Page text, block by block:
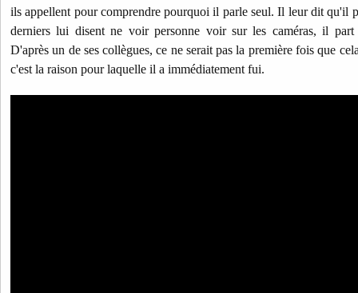
ils appellent pour comprendre pourquoi il parle seul. Il leur dit qu'il
derniers lui disent ne voir personne voir sur les caméras, il part
D'après un de ses collègues, ce ne serait pas la première fois que
c'est la raison pour laquelle il a immédiatement fui.